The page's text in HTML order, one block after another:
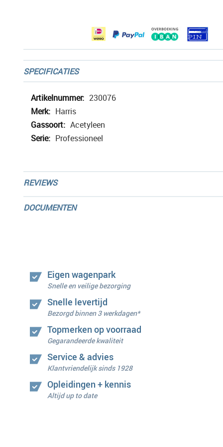
SPECIFICATIES
Meer
informatie
230076
Harris
Acetyleen
Professioneel
REVIEWS
DOCUMENTEN
Eigen wagenpark
Snelle en veilige bezorging
Snelle levertijd
Bezorgd binnen 3 werkdagen*
Topmerken op voorraad
Gegarandeerde kwaliteit
Service & advies
Klantvriendelijk sinds 1928
Opleidingen + kennis
Altijd up to date